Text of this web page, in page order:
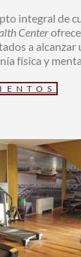
integral de
Center
a alcanzar
física y